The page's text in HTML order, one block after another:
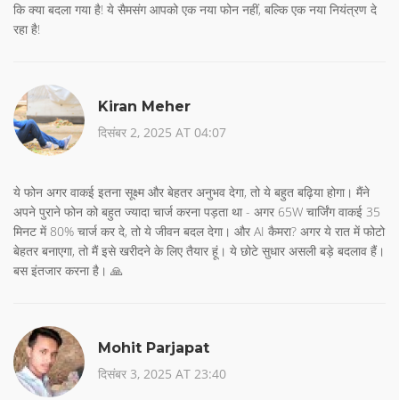
कि क्या बदला गया है! ये सैमसंग आपको एक नया फोन नहीं, बल्कि एक नया नियंत्रण दे
रहा है!
Kiran Meher
दिसंबर 2, 2025 AT 04:07
ये फोन अगर वाकई इतना सूक्ष्म और बेहतर अनुभव देगा, तो ये बहुत बढ़िया होगा। मैंने
अपने पुराने फोन को बहुत ज्यादा चार्ज करना पड़ता था - अगर 65W चार्जिंग वाकई 35
मिनट में 80% चार्ज कर दे, तो ये जीवन बदल देगा। और AI कैमरा? अगर ये रात में फोटो
बेहतर बनाएगा, तो मैं इसे खरीदने के लिए तैयार हूं। ये छोटे सुधार असली बड़े बदलाव हैं।
बस इंतजार करना है। 🙏
Mohit Parjapat
दिसंबर 3, 2025 AT 23:40